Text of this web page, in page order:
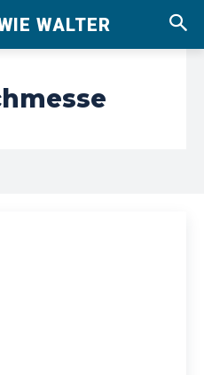
WALTER